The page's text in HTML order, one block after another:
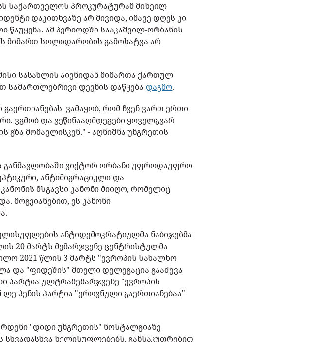
საქართველოს პროკურატურამ მიხეილ
დაკითხვაზე არ მივიდა, იმავე დღეს კი
წაუყენა. ამ პერიოდში სააკაშვილ-ორბანის
მიმართ სოლიდარობის გამოხატვა არ
სასახლის აივნიდან მიმართა ქართულ
სამართლებრივი დევნის დაწყებადაგმო.
ვამაყობ, რომ ჩვენ ვართ ერთი
ვგმობ და ვეწინააღმდეგები ყოველგვარ
გზა მომავლისკენ." - აღნიშნა უნგრეთის
განმავლობაში ვიქტორ ორბანი უფროდაუფრო
ანტიმიგრაციული და
მსგავსი კანონი მიიღო, რომელიც
მოგვიანებით, ეს კანონი
ანტიდემოკრატიულმა ნაბიჯებმა
20 მარტს მემარჯვენე ცენტრისტულმა
2021 წლის 3 მარტს "ევროპის სახალხო
და "ფიდეშის" მთელი დელეგაცია გააძევა
პარტია ულტრამემარჯვენე "ევროპის
პენის პარტია "ეროვნული გაერთიანებაა"
"დიდი უნგრეთის" ნოსტალგიაზე
სხვადასხვა ხელისუფლებებს, განსაკუთრებით